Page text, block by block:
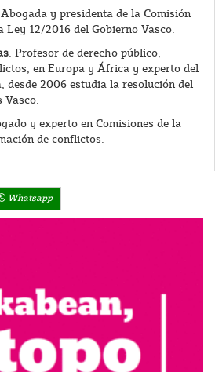
Abogada y presidenta de la Comisión
Ley 12/2016 del Gobierno Vasco.
. Profesor de derecho público,
en Europa y África y experto del
desde 2006 estudia la resolución del
Vasco.
y experto en Comisiones de la
de conflictos.
Whatsapp